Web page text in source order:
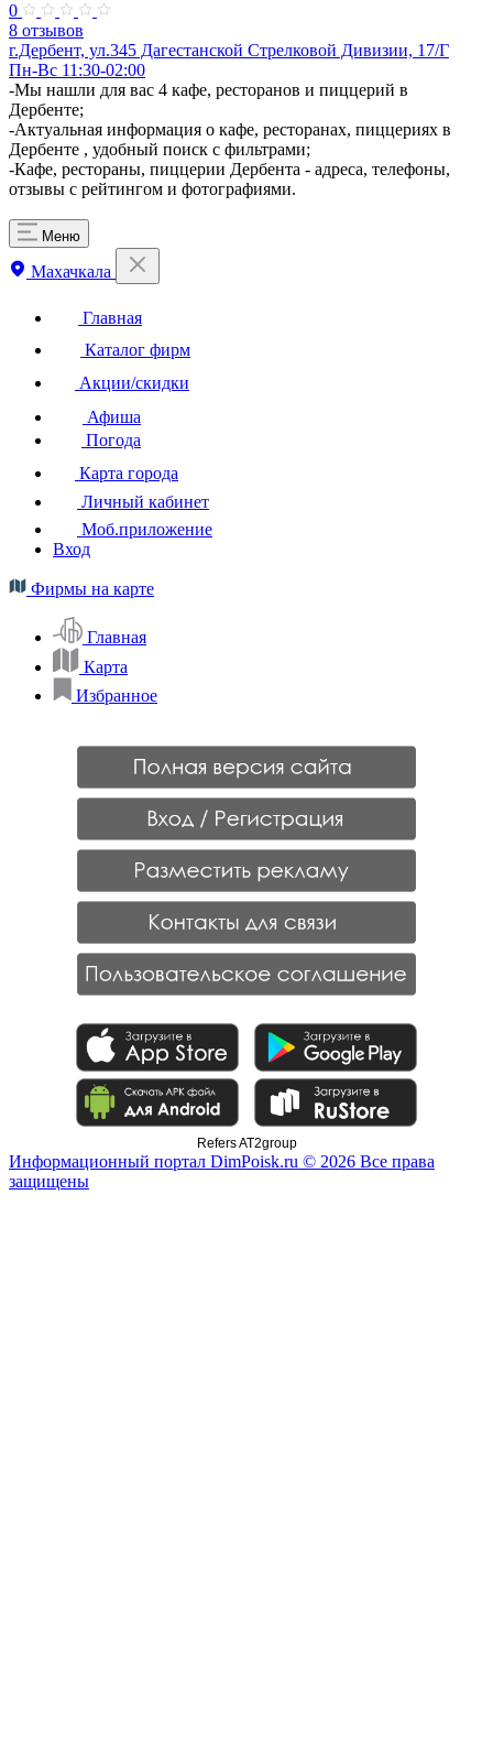
0
8 отзывов
г.Дербент, ул.345 Дагестанской Стрелковой Дивизии, 17/Г
Пн-Вс 11:30-02:00
-Мы нашли для вас 4 кафе, ресторанов и пиццерий в
Дербенте;
-Актуальная информация о кафе, ресторанах, пиццериях в
Дербенте , удобный поиск с фильтрами;
-Кафе, рестораны, пиццерии Дербента - адреса, телефоны,
отзывы с рейтингом и фотографиями.
Меню
Махачкала
Главная
Каталог фирм
Акции/скидки
Афиша
Погода
Карта города
Личный кабинет
Моб.приложение
Вход
Фирмы на карте
Главная
Карта
Избранное
Refers AT2group
Информационный портал DimPoisk.ru © 2026 Все права
защищены